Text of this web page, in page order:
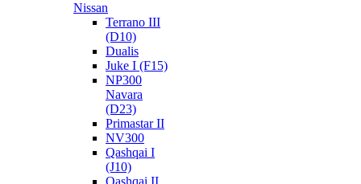
Nissan
Terrano III
(D10)
Dualis
Juke I (F15)
NP300
Navara
(D23)
Primastar II
NV300
Qashqai I
(J10)
Qashqai II